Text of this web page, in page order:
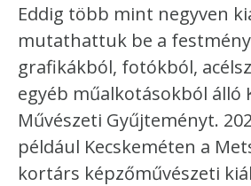
Eddig több mint negyven
mutathattuk be a
grafikákból, fotókból,
egyéb műalkotásokból álló
Művészeti Gyűjteményt.
például Kecskeméten a
kortárs képzőművészeti